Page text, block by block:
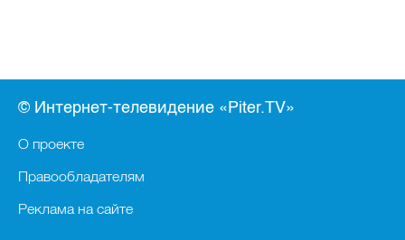
© Интернет-телевидение «Piter.TV»
О проекте
Правообладателям
Реклама на сайте